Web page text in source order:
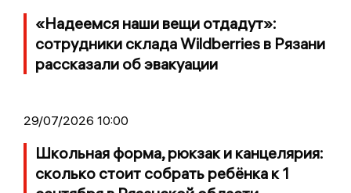
«Надеемся наши вещи отдадут»:
сотрудники склада Wildberries в Рязани
рассказали об эвакуации
29/07/2026 10:00
Школьная форма, рюкзак и канцелярия:
сколько стоит собрать ребёнка к 1